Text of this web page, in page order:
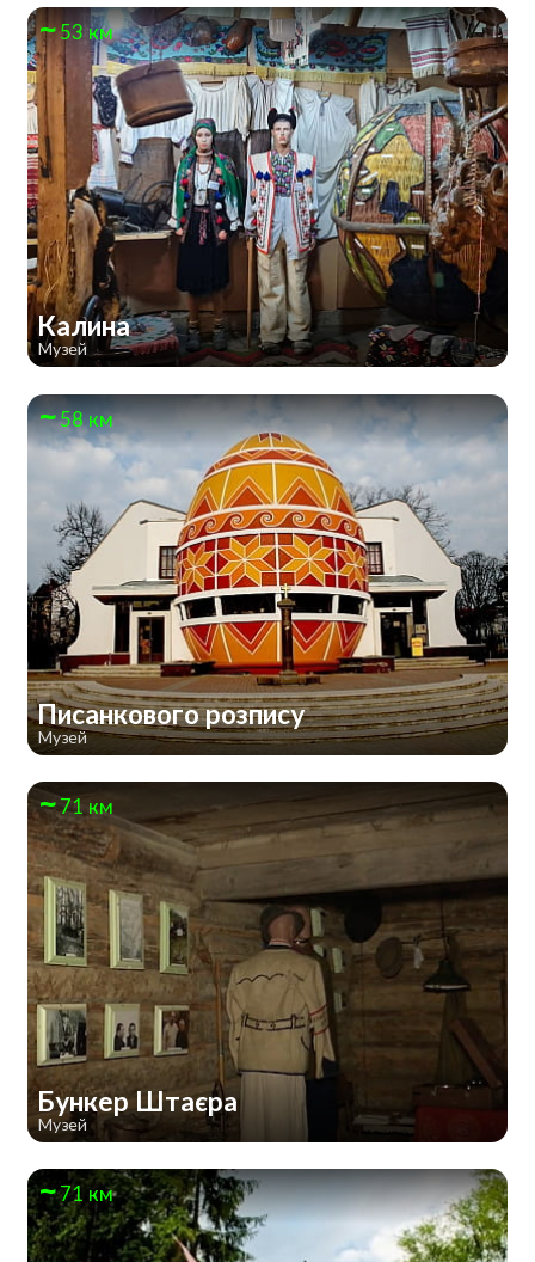
53 км
Калина
Музей
58 км
Писанкового розпису
Музей
71 км
Бункер Штаєра
Музей
71 км